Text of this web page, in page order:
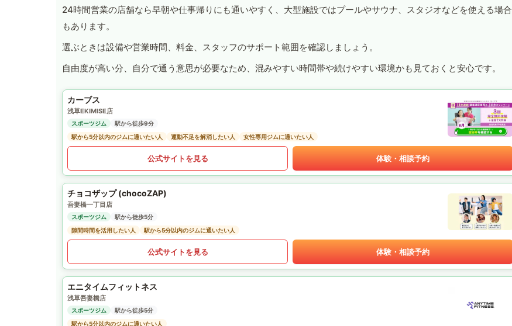
24時間営業の店舗なら早朝や仕事帰りにも通いやすく、大型施設ではプールやサウナ、スタジオなどを使える場合
もあります。
選ぶときは設備や営業時間、料金、スタッフのサポート範囲を確認しましょう。
自由度が高い分、自分で通う意思が必要なため、混みやすい時間帯や続けやすい環境かも見ておくと安心です。
カーブス
浅草EKIMISE店
スポーツジム
駅から徒歩9分
駅から5分以内のジムに通いたい人
運動不足を解消したい人 女性専用ジムに通いたい人
公式サイトを見る 体験・相談予約
チョコザップ (chocoZAP)
吾妻橋一丁目店
スポーツジム
駅から徒歩5分
隙間時間を活用したい人
駅から5分以内のジムに通いたい人
公式サイトを見る 体験・相談予約
エニタイムフィットネス
浅草吾妻橋店
スポーツジム
駅から徒歩5分
駅から5分以内のジムに通いたい人